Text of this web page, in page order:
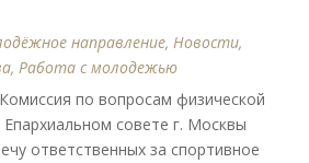
направление,Новости,
,Работа с молодежью
по вопросам физической
совете г. Москвы
ответственных за спортивное